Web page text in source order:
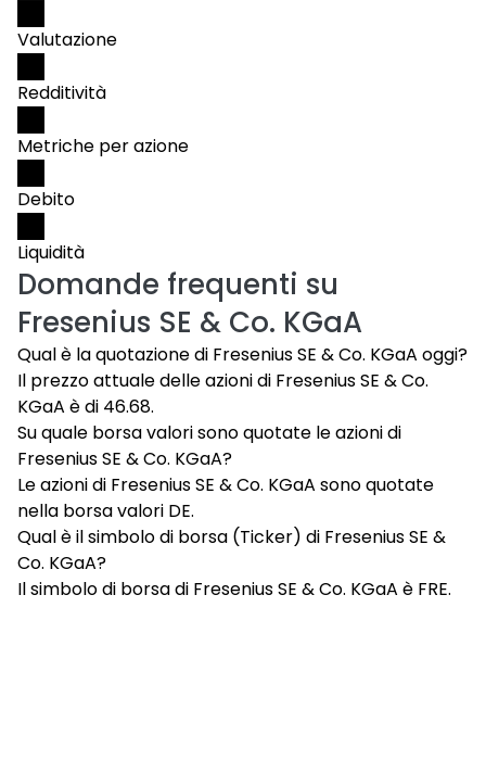
Valutazione
Redditività
Metriche per azione
Debito
Liquidità
Domande frequenti su
Fresenius SE & Co. KGaA
Qual è la quotazione di Fresenius SE & Co. KGaA oggi?
Il prezzo attuale delle azioni di Fresenius SE & Co.
KGaA è di 46.68.
Su quale borsa valori sono quotate le azioni di
Fresenius SE & Co. KGaA?
Le azioni di Fresenius SE & Co. KGaA sono quotate
nella borsa valori DE.
Qual è il simbolo di borsa (Ticker) di Fresenius SE &
Co. KGaA?
Il simbolo di borsa di Fresenius SE & Co. KGaA è FRE.